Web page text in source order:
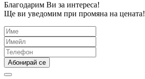
Благодарим Ви за интереса!
Ще ви уведомим при промяна на цената!
Абонирай се